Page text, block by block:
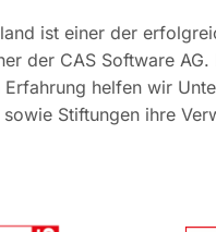
ist einer der
der CAS Software
helfen wir
sowie Stiftungen ihre